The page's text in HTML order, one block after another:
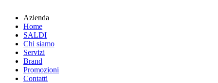
Azienda
Home
SALDI
Chi siamo
Servizi
Brand
Promozioni
Contatti